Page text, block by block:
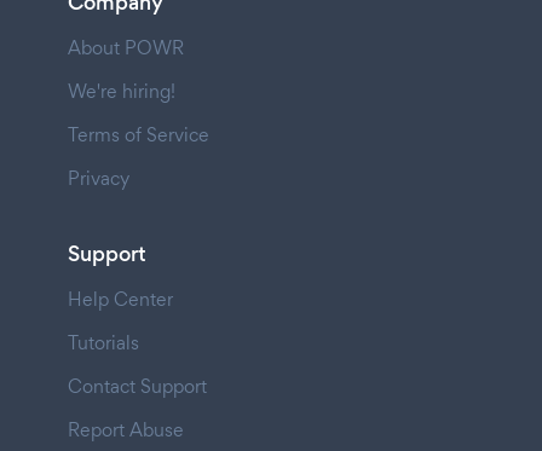
About POWR
We're hiring!
Terms of Service
Privacy
Support
Help Center
Tutorials
Contact Support
Report Abuse